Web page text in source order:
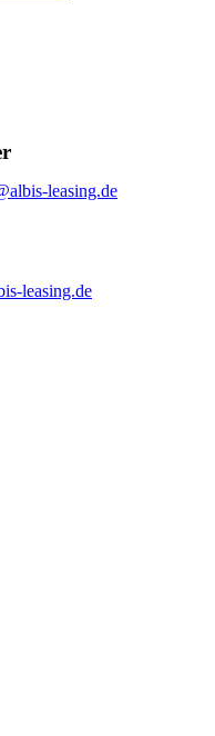
leasing.de
leasing.de